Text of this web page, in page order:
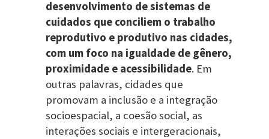
desenvolvimento de sistemas de
cuidados que conciliem o trabalho
reprodutivo e produtivo nas cidades,
com um foco na igualdade de gênero,
proximidade e acessibilidade. Em
outras palavras, cidades que
promovam a inclusão e a integração
socioespacial, a coesão social, as
interações sociais e intergeracionais,